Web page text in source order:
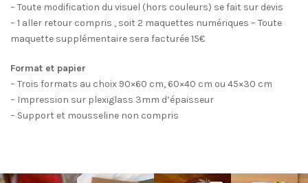
– Toute modification du visuel (hors couleurs) se fait sur devis
– 1 aller retour compris , soit 2 maquettes numériques – Toute
maquette supplémentaire sera facturée 15€
Format et papier
– Trois formats au choix 90×60 cm, 60×40 cm ou 45×30 cm
– Impression sur plexiglass 3mm d’épaisseur
– Support et mousseline non compris